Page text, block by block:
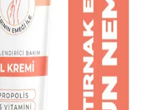
Kese, hassas ciltler için
sağlar. Hafif ve dayanıklı
indirir.
Yüz Temizleyici Seçimi
yüz temizleyicilerin seçimi ve
cilt elde edin. Doğru ürün ve